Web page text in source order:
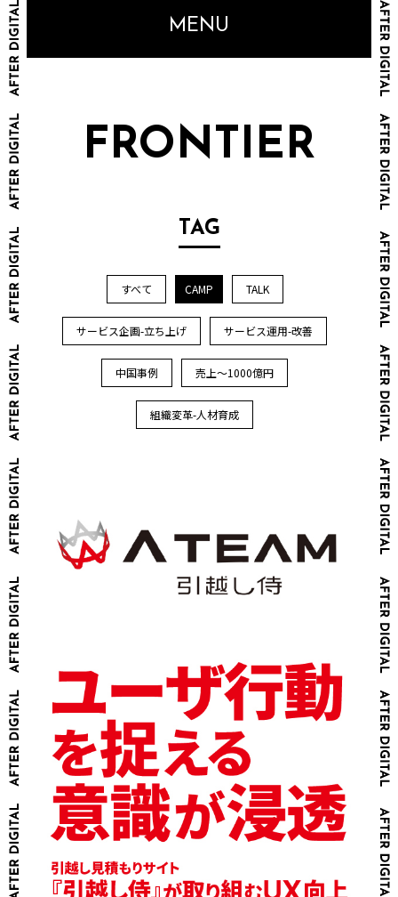
MENU
FRONTIER
TAG
すべて CAMP TALK
サービス企画-立ち上げ サービス運用-改善
中国事例 売上～1000億円
組織変革-人材育成